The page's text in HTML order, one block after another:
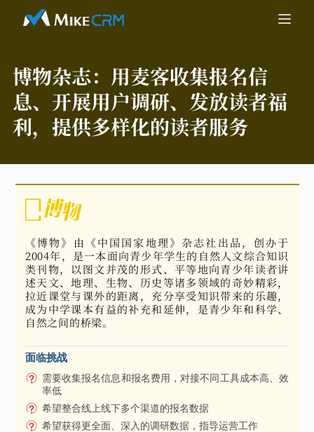
博物杂志： 用麦客收集报名信
息、开展用户调研、发放读者福
利，提供多样化的读者服务
《博物》由《中国国家地理》杂志社出品，创办于
2004年，是一本面向青少年学生的自然人文综合知识
类刊物，以图文并茂的形式、平等地向青少年读者讲
述天文、地理、生物、历史等诸多领域的奇妙精彩，
拉近课堂与课外的距离，充分享受知识带来的乐趣，
成为中学课本有益的补充和延伸，是青少年和科学、
自然之间的桥梁。
面临挑战
需要收集报名信息和报名费用，对接不同工具成本高、效
率低
希望整合线上线下多个渠道的报名数据
希望获得更全面、深入的调研数据，指导运营工作